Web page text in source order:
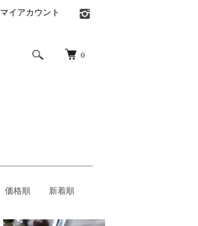
0
マイアカウント
価格順 新着順